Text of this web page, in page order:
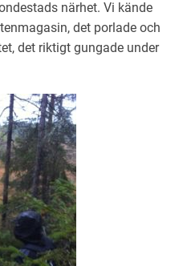
närhet. Vi kände
det porlade och
det riktigt gungade under